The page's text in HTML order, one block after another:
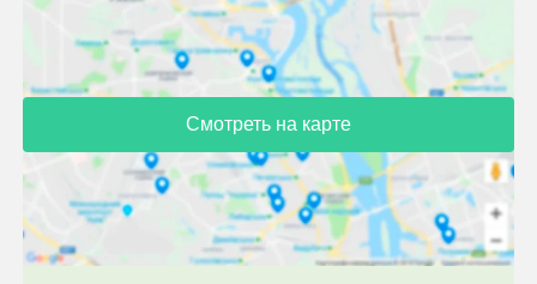
Смотреть на карте